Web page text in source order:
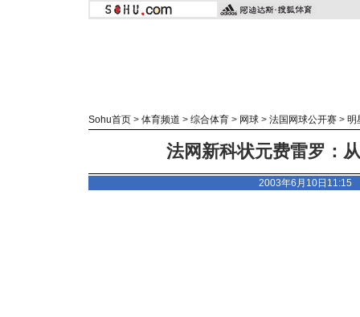
Sohu首页 > 体育频道 > 综合体育 > 网球 > 法国网球公开赛 > 明
法网新科状元费雷罗：
2003年6月10日